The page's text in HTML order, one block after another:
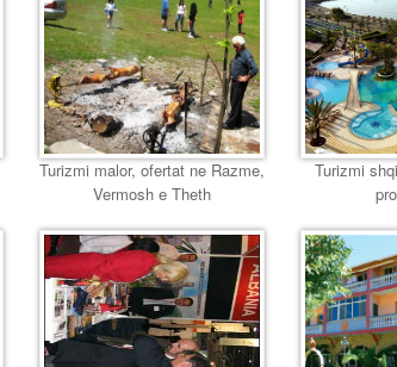
Turizmi malor, ofertat ne Razme,
Vermosh e Theth
Turizmi